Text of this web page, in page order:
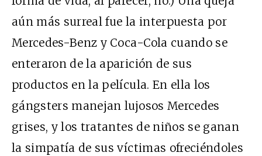
aún más surreal fue la interpuesta por
Mercedes-Benz y Coca-Cola cuando se
enteraron de la aparición de sus
productos en la película. En ella los
gángsters manejan lujosos Mercedes
grises, y los tratantes de niños se ganan
la simpatía de sus víctimas ofreciéndoles